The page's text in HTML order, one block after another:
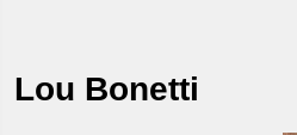
Lou Bonetti